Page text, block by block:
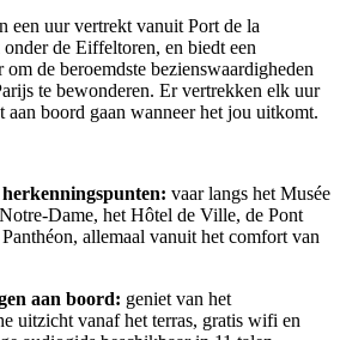
een uur vertrekt vanuit Port de la
de Eiffeltoren, en biedt een
om de beroemdste bezienswaardigheden
te bewonderen. Er vertrekken elk uur
aan boord gaan wanneer het jou uitkomt.
vaar langs het Musée
Dame, het Hôtel de Ville, de Pont
allemaal vanuit het comfort van
aan boord: geniet van het
uitzicht vanaf het terras, gratis wifi en